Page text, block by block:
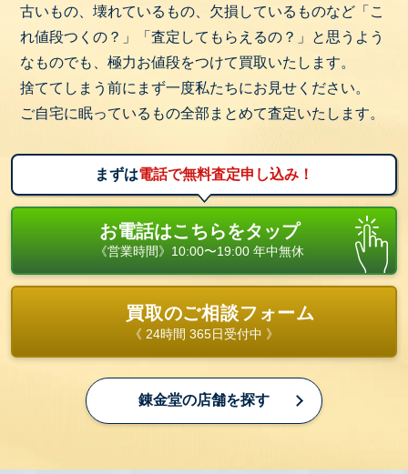
古いもの、壊れているもの、欠損しているものなど「こ
れ値段つくの？」「査定してもらえるの？」と思うよう
なものでも、極力お値段をつけて買取いたします。
捨ててしまう前にまず一度私たちにお見せください。
ご自宅に眠っているもの全部まとめて査定いたします。
まずは電話で無料査定申し込み！
お電話はこちらをタップ
《営業時間》10:00〜19:00 年中無休
買取のご相談フォーム
《 24時間 365日受付中 》
錬金堂の店舗を探す